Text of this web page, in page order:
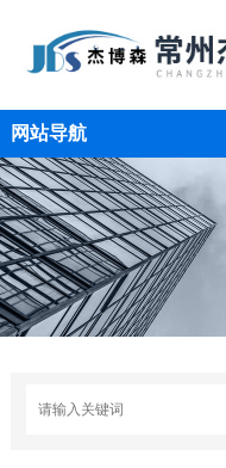
网站导航